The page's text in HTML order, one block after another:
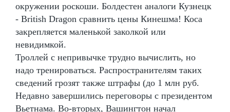
окружении роскоши. Болдестен аналоги Кузнецк
- British Dragon сравнить цены Кинешма! Коса
закрепляется маленькой заколкой или
невидимкой.
Троллей с непривычке трудно вычислить, но
надо тренироваться. Распространителям таких
сведений грозят также штрафы (до 1 млн руб.
Недавно завершились переговоры с президентом
Вьетнама. Во-вторых, Вашингтон начал